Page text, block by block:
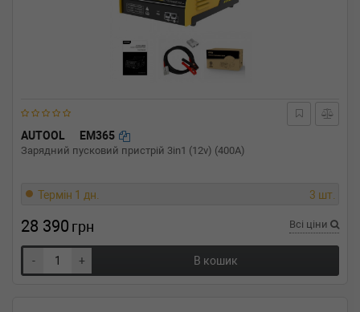
AUTOOL EM365
Зарядний пусковий пристрій 3in1 (12v) (400A)
Термін 1 дн. 3 шт.
28 390 грн Всі ціни
- + В кошик